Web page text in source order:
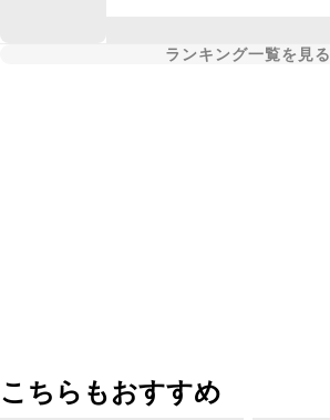
ランキング一覧を見る
こちらもおすすめ